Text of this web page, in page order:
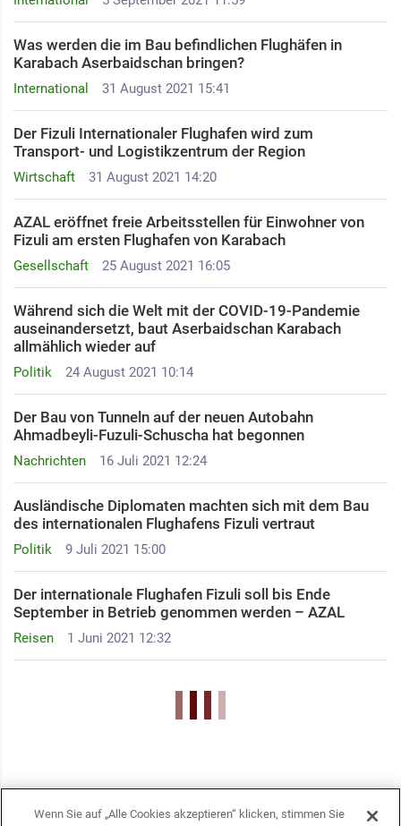
International 31 August 2021 15:41
Was werden die im Bau befindlichen Flughäfen in
Karabach Aserbaidschan bringen?
Wirtschaft 31 August 2021 14:20
Der Fizuli Internationaler Flughafen wird zum
Transport- und Logistikzentrum der Region
Gesellschaft 25 August 2021 16:05
AZAL eröffnet freie Arbeitsstellen für Einwohner von
Fizuli am ersten Flughafen von Karabach
Politik 24 August 2021 10:14
Während sich die Welt mit der COVID-19-Pandemie
auseinandersetzt, baut Aserbaidschan Karabach
allmählich wieder auf
Nachrichten 16 Juli 2021 12:24
Der Bau von Tunneln auf der neuen Autobahn
Ahmadbeyli-Fuzuli-Schuscha hat begonnen
Politik 9 Juli 2021 15:00
Ausländische Diplomaten machten sich mit dem Bau
des internationalen Flughafens Fizuli vertraut
Reisen 1 Juni 2021 12:32
Der internationale Flughafen Fizuli soll bis Ende
September in Betrieb genommen werden – AZAL
Wenn Sie auf „Alle Cookies akzeptieren“ klicken, stimmen Sie